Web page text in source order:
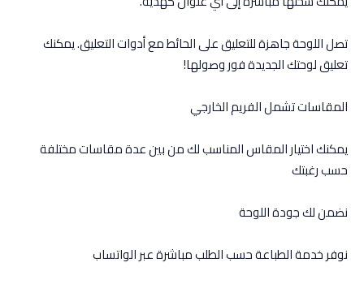
تصل اللوحة جاهزة للتعليق على الحائط مع أدوات التعليق. يمكنك
تعليق لوحتك الجديدة فور وصولها!
المقاسات تشمل الفريم الخارجي
يمكنك اختيار المقاس المناسب لك من بين عدة مقاسات مختلفة
حسب رغبتك
نضمن لك جودة اللوحة
نوفر خدمة الطباعة حسب الطلب مباشرة عبر الواتساب